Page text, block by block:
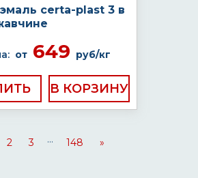
certa-plast 3 в
от649 руб/кг
2 3 ... 148 »